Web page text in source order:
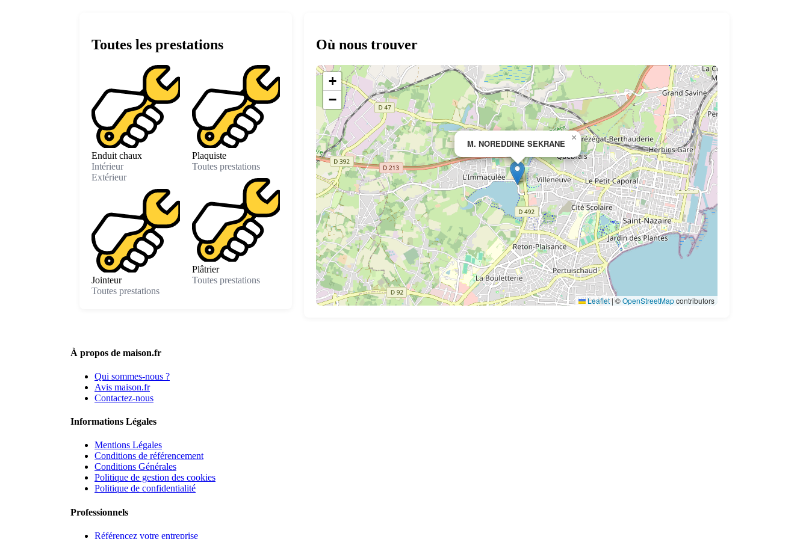
Toutes les prestations
Enduit chaux
Intérieur
Extérieur
Jointeur
Toutes prestations
Plaquiste
Toutes prestations
Plâtrier
Toutes prestations
Où nous trouver
M. NOREDDINE SEKRANE
×
+
−
Leaflet|©OpenStreetMapcontributors
À propos de maison.fr
Qui sommes-nous ?
Avis maison.fr
Contactez-nous
Informations Légales
Mentions Légales
Conditions de référencement
Conditions Générales
Politique de gestion des cookies
Politique de confidentialité
Professionnels
Référencez votre entreprise